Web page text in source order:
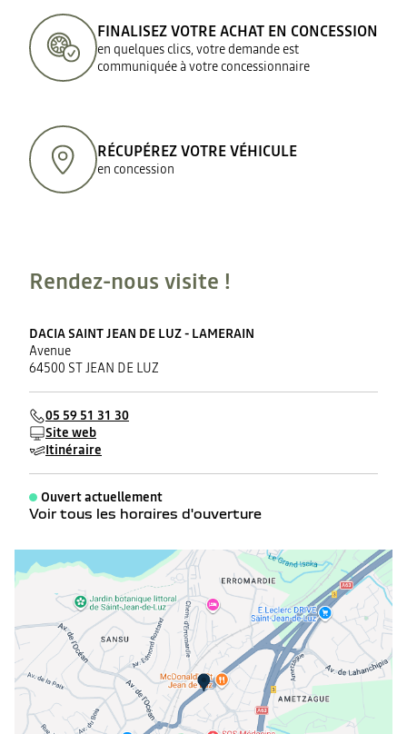
FINALISEZ VOTRE ACHAT EN CONCESSION
en quelques clics, votre demande est
communiquée à votre concessionnaire
RÉCUPÉREZ VOTRE VÉHICULE
en concession
Rendez-nous visite !
DACIA SAINT JEAN DE LUZ - LAMERAIN
Avenue
64500 ST JEAN DE LUZ
05 59 51 31 30
Site web
Itinéraire
Ouvert actuellement
Voir tous les horaires d'ouverture
mardi
08:30 - 12:0014:00 - 19:00
mercredi
08:30 - 12:0014:00 - 19:00
jeudi
08:30 - 12:00 14:00 - 19:00
vendredi
08:30 - 12:0014:00 - 19:00
samedi
08:30 - 18:00
dimanche
Fermé